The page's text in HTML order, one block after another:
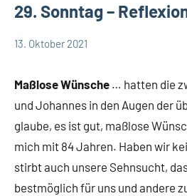
29. Sonntag –
13. Oktober 2021
Maßlose Wünsche … hatten die
und Johannes in den Augen der
glaube, es ist gut, maßlose
mich mit 84 Jahren. Haben wir
stirbt auch unsere Sehnsucht,
bestmöglich für uns und andere